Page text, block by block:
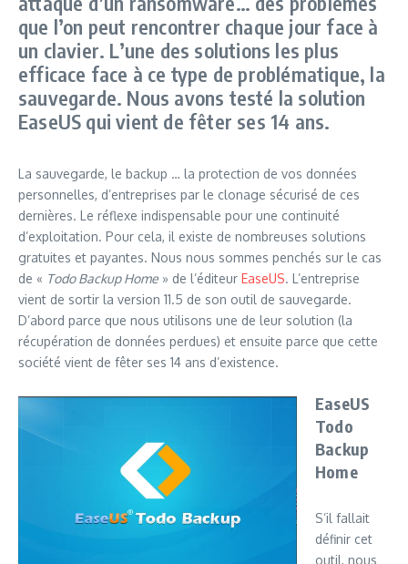
que l’on peut rencontrer chaque jour face à
un clavier. L’une des solutions les plus
efficace face à ce type de problématique, la
sauvegarde. Nous avons testé la solution
EaseUS qui vient de fêter ses 14 ans.
La sauvegarde, le backup … la protection de vos données
personnelles, d’entreprises par le clonage sécurisé de ces
dernières. Le réflexe indispensable pour une continuité
d’exploitation. Pour cela, il existe de nombreuses solutions
gratuites et payantes. Nous nous sommes penchés sur le cas
de « Todo Backup Home » de l’éditeur EaseUS. L’entreprise
vient de sortir la version 11.5 de son outil de sauvegarde.
D’abord parce que nous utilisons une de leur solution (la
récupération de données perdues) et ensuite parce que cette
société vient de fêter ses 14 ans d’existence.
EaseUS
Todo
Backup
Home
S’il fallait
définir cet
outil, nous